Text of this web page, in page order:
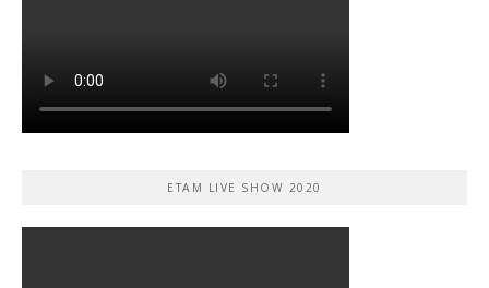
ETAM LIVE SHOW 2020